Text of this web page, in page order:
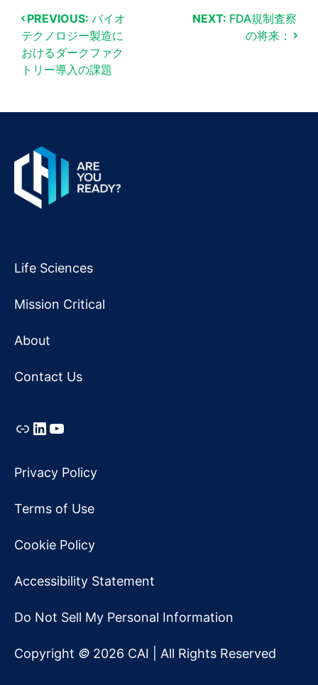
PREVIOUS: バイオ
テクノロジー製造に
おけるダークファク
トリー導入の課題
NEXT: FDA規制査察
の将来：
Life Sciences
Mission Critical
About
Contact Us
LinkLinkedIn
YouTube
Privacy Policy
Terms of Use
Cookie Policy
Accessibility Statement
Do Not Sell My Personal Information
Copyright © 2026 CAI | All Rights Reserved